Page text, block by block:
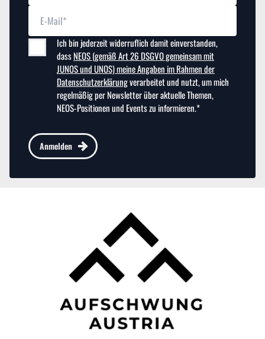
Ich bin jederzeit widerruflich damit einverstanden,
dassNEOS (gemäß Art 26 DSGVO gemeinsam mit
JUNOS und UNOS) meine Angaben im Rahmen der
Datenschutzerklärungverarbeitet und nutzt, um mich
regelmäßig per Newsletter über aktuelle Themen,
NEOS-Positionen und Events zu informieren.*
Anmelden